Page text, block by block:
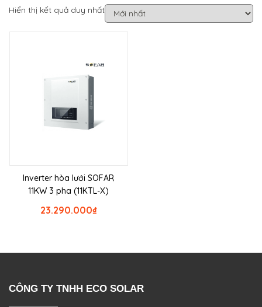
Hiển thị kết quả duy nhất
Inverter hòa lưới SOFAR
11KW 3 pha (11KTL-X)
₫
23.290.000
CÔNG TY TNHH ECO SOLAR